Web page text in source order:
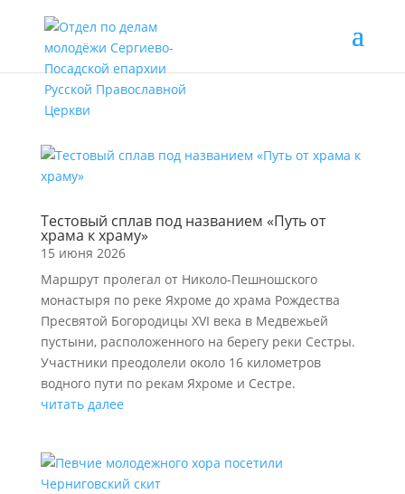
Тестовый сплав под названием «Путь от
храма к храму»
15 июня 2026
Маршрут пролегал от Николо-Пешношского
монастыря по реке Яхроме до храма Рождества
Пресвятой Богородицы XVI века в Медвежьей
пустыни, расположенного на берегу реки Сестры.
Участники преодолели около 16 километров
водного пути по рекам Яхроме и Сестре.
читать далее